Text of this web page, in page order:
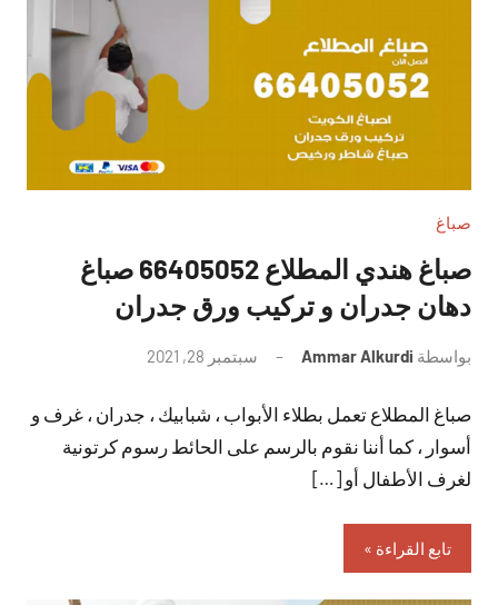
صباغ
صباغ هندي المطلاع 66405052 صباغ
دهان جدران و تركيب ورق جدران
بواسطة Ammar Alkurdi سبتمبر 28, 2021
تعليقات
صباغ المطلاع تعمل بطلاء الأبواب ، شبابيك ، جدران ، غرف و
أسوار ، كما أننا نقوم بالرسم على الحائط رسوم كرتونية
لغرف الأطفال أو […]
تابع القراءة